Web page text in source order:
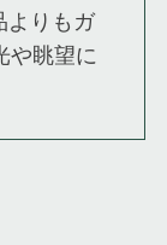
よりもガ
や眺望に